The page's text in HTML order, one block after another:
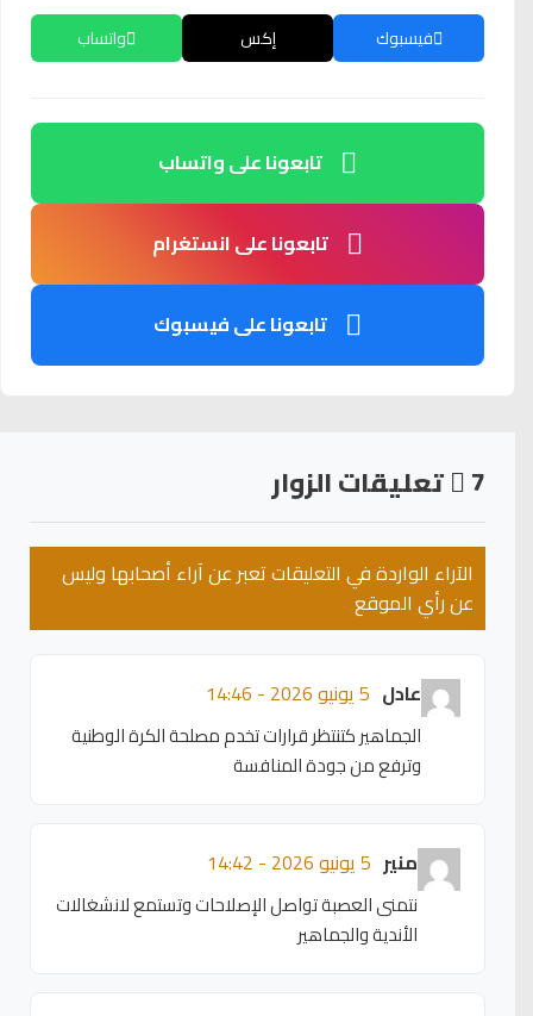
فيسبوك إكس واتساب
تابعونا على واتساب
تابعونا على انستغرام
تابعونا على فيسبوك
7 تعليقات الزوار
الآراء الواردة في التعليقات تعبر عن آراء أصحابها وليس
عن رأي الموقع
عادل 5 يونيو 2026 - 14:46
الجماهير كتنتظر قرارات تخدم مصلحة الكرة الوطنية
وترفع من جودة المنافسة
منير 5 يونيو 2026 - 14:42
نتمنى العصبة تواصل الإصلاحات وتستمع لانشغالات
الأندية والجماهير